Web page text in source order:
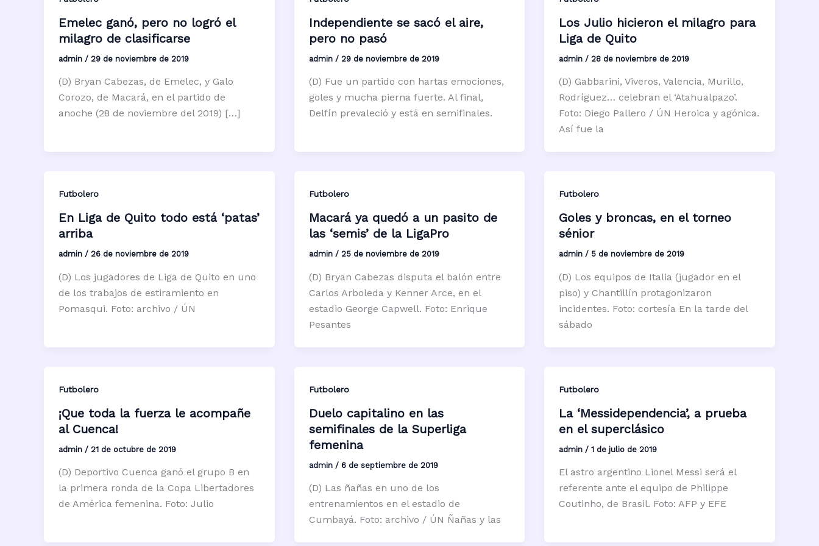
Emelec ganó, pero no logró el
milagro de clasificarse
admin / 29 de noviembre de 2019
(D) Bryan Cabezas, de Emelec, y Galo
Corozo, de Macará, en el partido de
anoche (28 de noviembre del 2019) […]
Independiente se sacó el aire,
pero no pasó
admin / 29 de noviembre de 2019
(D) Fue un partido con hartas emociones,
goles y mucha pierna fuerte. Al final,
Delfín prevaleció y está en semifinales.
Los Julio hicieron el milagro para
Liga de Quito
admin /28 de noviembre de 2019
(D) Gabbarini, Viveros, Valencia, Murillo,
Rodríguez… celebran el ‘Atahualpazo’.
Foto: Diego Pallero / ÚN Heroica y agónica.
Así fue la
Futbolero
En Liga de Quito todo está ‘patas’
arriba
admin / 26 de noviembre de 2019
(D) Los jugadores de Liga de Quito en uno
de los trabajos de estiramiento en
Pomasqui. Foto: archivo / ÚN
Futbolero
Macará ya quedó a un pasito de
las ‘semis’ de la LigaPro
admin / 25 de noviembre de 2019
(D) Bryan Cabezas disputa el balón entre
Carlos Arboleda y Kenner Arce, en el
estadio George Capwell. Foto: Enrique
Pesantes
Futbolero
Goles y broncas, en el torneo
sénior
admin/ 5 de noviembre de 2019
(D) Los equipos de Italia (jugador en el
piso) y Chantillín protagonizaron
incidentes. Foto: cortesía En la tarde del
sábado
Futbolero
¡Que toda la fuerza le acompañe
al Cuenca!
admin / 21 de octubre de 2019
(D) Deportivo Cuenca ganó el grupo B en
la primera ronda de la Copa Libertadores
de América femenina. Foto: Julio
Futbolero
Duelo capitalino en las
semifinales de la Superliga
femenina
admin / 6 de septiembre de 2019
(D) Las ñañas en uno de los
entrenamientos en el estadio de
Cumbayá. Foto: archivo / ÚN Ñañas y las
Futbolero
La ‘Messidependencia’, a prueba
en el superclásico
admin /1 de julio de 2019
El astro argentino Lionel Messi será el
referente ante el equipo de Philippe
Coutinho, de Brasil. Foto: AFP y EFE